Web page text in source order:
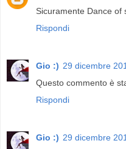
Sicuramente Dance of
Rispondi
Gio :) 29 dicembre
Questo commento è
Rispondi
Gio :) 29 dicembre